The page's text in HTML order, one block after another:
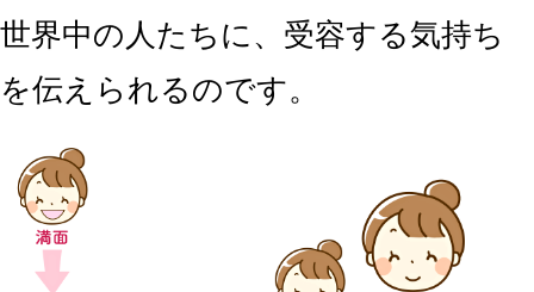
世界中の人たちに、受容する気持ち
を伝えられるのです。